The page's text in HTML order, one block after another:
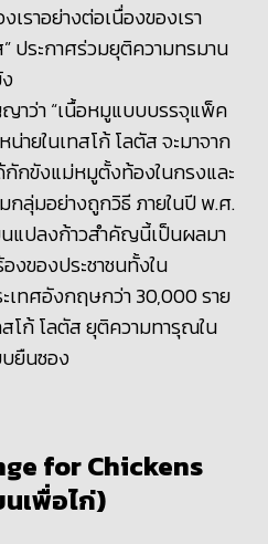
ราอย่างต่อเนื่องของเรา
ประกาศร่วมยุติความทรมาน
าว่า“เนื้อหมูแบบบรรจุแพ็ค
ายในเทสโก้ โลตัส จะมาจาก
กขังแม่หมูตั้งท้องในกรงและ
กลุ่มอย่างถูกวิธี ภายในปี พ.ศ.
นแปลงก้าวสำคัญนี้เป็นผลมา
งของประชาชนทั้งใน
เทศอังกฤษกว่า30,000ราย
สโก้ โลตัส ยุติความทารุณใน
ยืนซอง
for Chickens
เพื่อไก่)